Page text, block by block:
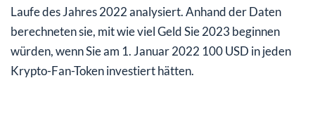
#3: FC Everton (EFC)
#4: Dinamo Zagreb (DZG)
#5: Aston Villa (AVL)
Laufe des Jahres 2022 analysiert. Anhand der Daten
berechneten sie, mit wie viel Geld Sie 2023 beginnen
würden, wenn Sie am 1. Januar 2022 100 USD in jeden
Krypto-Fan-Token investiert hätten.